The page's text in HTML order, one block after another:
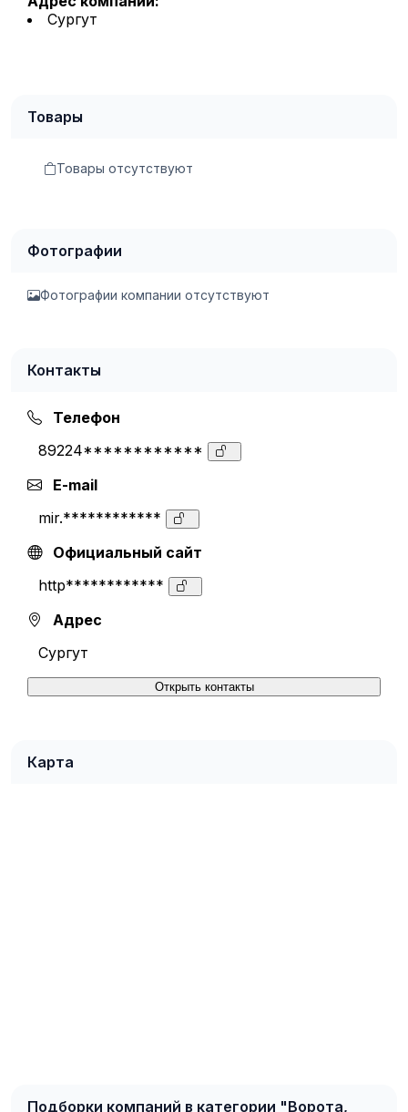
Сургут
Товары
Товары отсутствуют
Фотографии
Фотографии компании отсутствуют
Контакты
Телефон
89224************
E-mail
mir.************
Официальный сайт
http************
Адрес
Сургут
Открыть контакты
Карта
Подборки компаний в категории "Ворота,